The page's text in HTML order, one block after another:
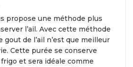
propose une méthode plus
l’ail. Avec cette méthode
de l’ail n’est que meilleur
Cette purée se conserve
et sera idéale comme